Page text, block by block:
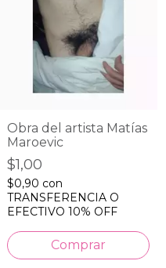
Obra del artista Matías
Maroevic
$1,00
$0,90 con
TRANSFERENCIA O
EFECTIVO 10% OFF